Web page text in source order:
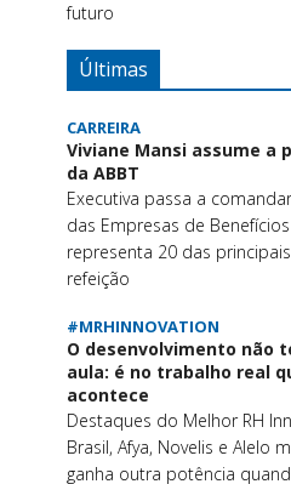
futuro
Últimas
CARREIRA
Viviane Mansi assume a
da ABBT
Executiva passa a
das Empresas de
representa 20 das
refeição
#MRHINNOVATION
O desenvolvimento não
aula: é no trabalho real
acontece
Destaques do Melhor RH
Brasil, Afya, Novelis e Alelo
ganha outra potência